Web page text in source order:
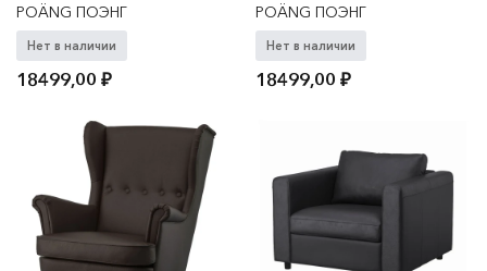
POÄNG ПОЭНГ
Нет в наличии
18499,00₽
POÄNG ПОЭНГ
Нет в наличии
18499,00₽